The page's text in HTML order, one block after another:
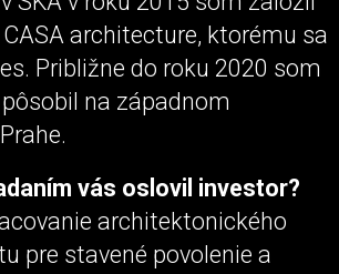
architecture, ktorému sa
Približne do roku 2020 som
na západnom
vás oslovil investor?
architektonického
pre stavené povolenie a